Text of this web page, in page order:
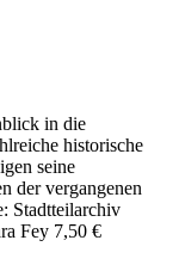
in die
historische
seine
der vergangenen
Stadtteilarchiv
Fey 7,50 €